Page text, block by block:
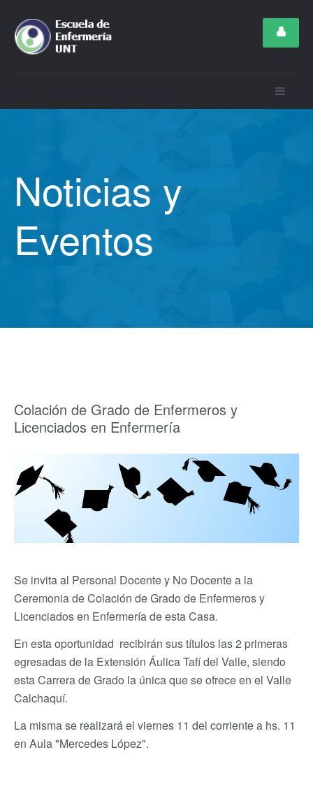
Noticias y
Eventos
Colación de Grado de Enfermeros y
Licenciados en Enfermería
Se invita al Personal Docente y No Docente a la
Ceremonia de Colación de Grado de Enfermeros y
Licenciados en Enfermería de esta Casa.
En esta oportunidad recibirán sus títulos las 2 primeras
egresadas de la Extensión Áulica Tafí del Valle, siendo
esta Carrera de Grado la única que se ofrece en el Valle
Calchaquí.
La misma se realizará el viernes 11 del corriente a hs. 11
en Aula "Mercedes López".